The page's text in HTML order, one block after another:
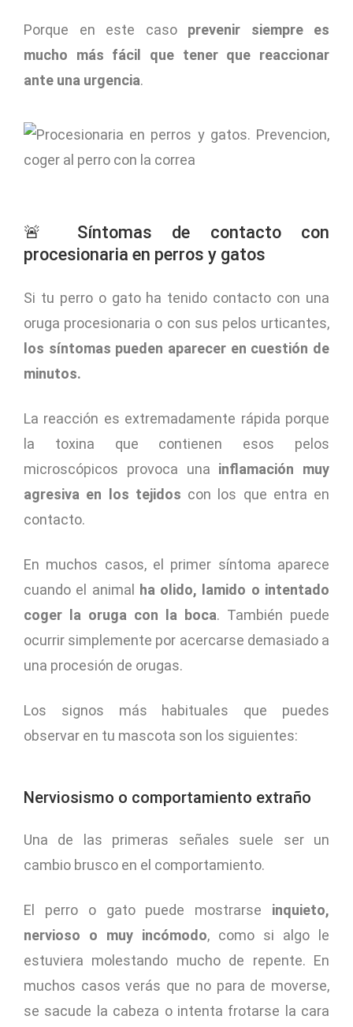
Porque en este caso prevenir siempre es
mucho más fácil que tener que reaccionar
ante una urgencia.
🚨 Síntomas de contacto con
procesionaria en perros y gatos
Si tu perro o gato ha tenido contacto con una
oruga procesionaria o con sus pelos urticantes,
los síntomas pueden aparecer en cuestión de
minutos.
La reacción es extremadamente rápida porque
la toxina que contienen esos pelos
microscópicos provoca una inflamación muy
agresiva en los tejidos con los que entra en
contacto.
En muchos casos, el primer síntoma aparece
cuando el animal
ha olido, lamido o intentado
coger la oruga con la boca. También puede
ocurrir simplemente por acercarse demasiado a
una procesión de orugas.
Los signos más habituales que puedes
observar en tu mascota son los siguientes:
Nerviosismo o comportamiento extraño
Una de las primeras señales suele ser un
cambio brusco en el comportamiento.
El perro o gato puede mostrarse inquieto,
nervioso o muy incómodo, como si algo le
estuviera molestando mucho de repente. En
muchos casos verás que no para de moverse,
se sacude la cabeza o intenta frotarse la cara